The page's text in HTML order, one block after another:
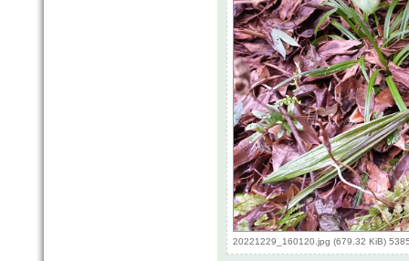
20221229_160120.jpg (679.32 KiB)